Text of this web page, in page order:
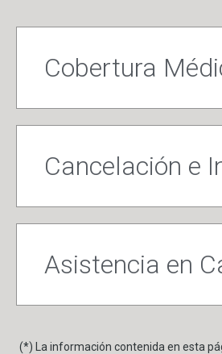
Cobertura
Cancelación e
Asistencia en
(*) La información contenida en esta